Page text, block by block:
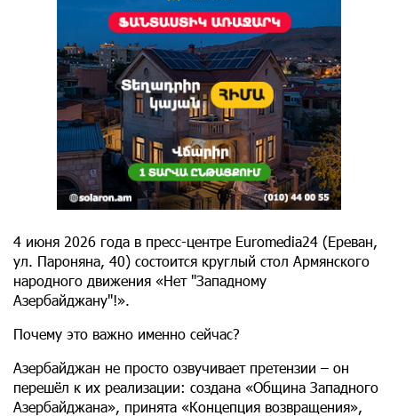
4 июня 2026 года в пресс-центре Euromedia24 (Ереван,
ул. Пароняна, 40) состоится круглый стол Армянского
народного движения «Нет "Западному
Азербайджану"!».
Почему это важно именно сейчас?
Азербайджан не просто озвучивает претензии – он
перешёл к их реализации: создана «Община Западного
Азербайджана», принята «Концепция возвращения»,